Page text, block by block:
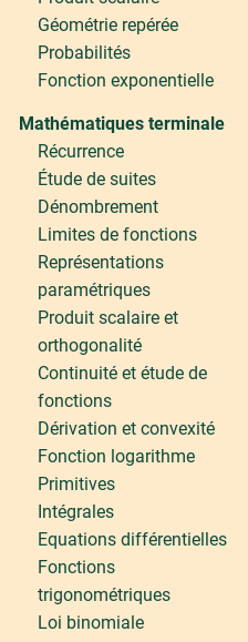
Géométrie repérée
Probabilités
Fonction exponentielle
Mathématiques terminale
Récurrence
Étude de suites
Dénombrement
Limites de fonctions
Représentations
paramétriques
Produit scalaire et
orthogonalité
Continuité et étude de
fonctions
Dérivation et convexité
Fonction logarithme
Primitives
Intégrales
Equations différentielles
Fonctions
trigonométriques
Loi binomiale